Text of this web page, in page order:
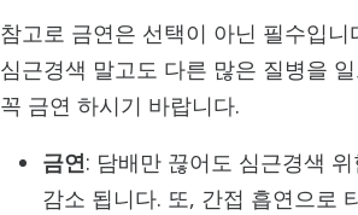
참고로 금연은 선택이 아닌 필수입니
심근경색 말고도 다른 많은 질병을
꼭 금연 하시기 바랍니다.
금연: 담배만 끊어도 심근경색
감소 됩니다. 또, 간접 흡연으로